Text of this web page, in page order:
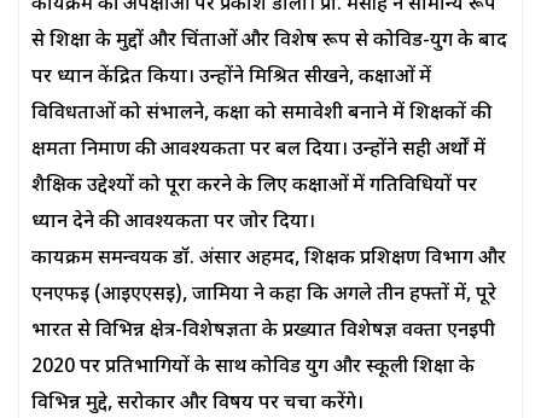
कार्यक्रम की अपेक्षाओं पर प्रकाश डाला। प्रो. मसीह ने सामान्य रूप
से शिक्षा के मुद्दों और चिंताओं और विशेष रूप से कोविड-युग के बाद
पर ध्यान केंद्रित किया। उन्होंने मिश्रित सीखने, कक्षाओं में
विविधताओं को संभालने, कक्षा को समावेशी बनाने में शिक्षकों की
क्षमता निर्माण की आवश्यकता पर बल दिया। उन्होंने सही अर्थों में
शैक्षिक उद्देश्यों को पूरा करने के लिए कक्षाओं में गतिविधियों पर
ध्यान देने की आवश्यकता पर जोर दिया।
कार्यक्रम समन्वयक डॉ. अंसार अहमद, शिक्षक प्रशिक्षण विभाग और
एनएफई (आईएएसई), जामिया ने कहा कि अगले तीन हफ्तों में, पूरे
भारत से विभिन्न क्षेत्र-विशेषज्ञता के प्रख्यात विशेषज्ञ वक्ता एनईपी
2020 पर प्रतिभागियों के साथ कोविड युग और स्कूली शिक्षा के
विभिन्न मुद्दे, सरोकार और विषय पर चर्चा करेंगे।